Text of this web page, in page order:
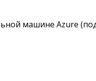
машине Azure